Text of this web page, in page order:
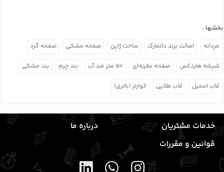
بخشها :
مردانه اصالت برند دانمارک ساخت ژاپن صفحه مشکی صفحه گرد
شیشه هاردکس صفحه عقربه‌ای ۵۰ متر ضد آب بند چرم بند مشکی
قاب استیل قاب طلایی کوارتز (باتری)
خدمات مشتریان
درباره ما
قوانین و مقررات